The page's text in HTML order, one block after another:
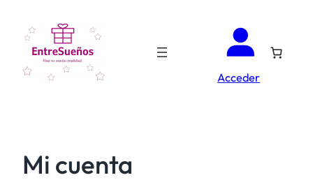
contenido
Acceder
Mi cuenta